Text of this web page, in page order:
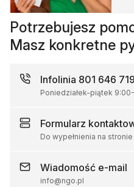
Potrzebujesz
Masz konkretne
Infolinia 801 646
Poniedziałek-piątek 9:00-
Formularz
Do wypełnienia na stronie
Wiadomość e-mail
info@ngo.pl